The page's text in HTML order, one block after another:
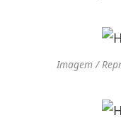
Imagem /